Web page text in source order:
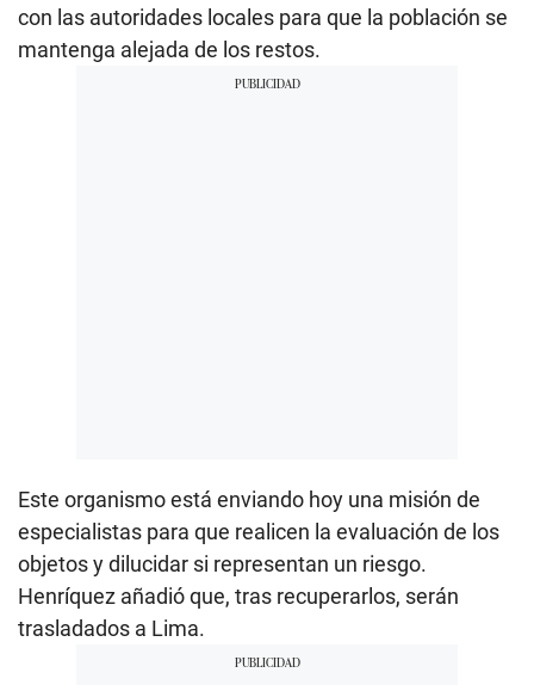
con las autoridades locales para que la población se
mantenga alejada de los restos.
Este organismo está enviando hoy una misión de
especialistas para que realicen la evaluación de los
objetos y dilucidar si representan un riesgo.
Henríquez añadió que, tras recuperarlos, serán
trasladados a Lima.